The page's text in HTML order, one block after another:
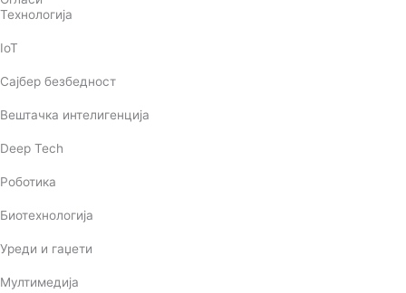
Технологија
IoT
Сајбер безбедност
Вештачка интелигенција
Deep Tech
Роботика
Биотехнологија
Уреди и гаџети
Мултимедија